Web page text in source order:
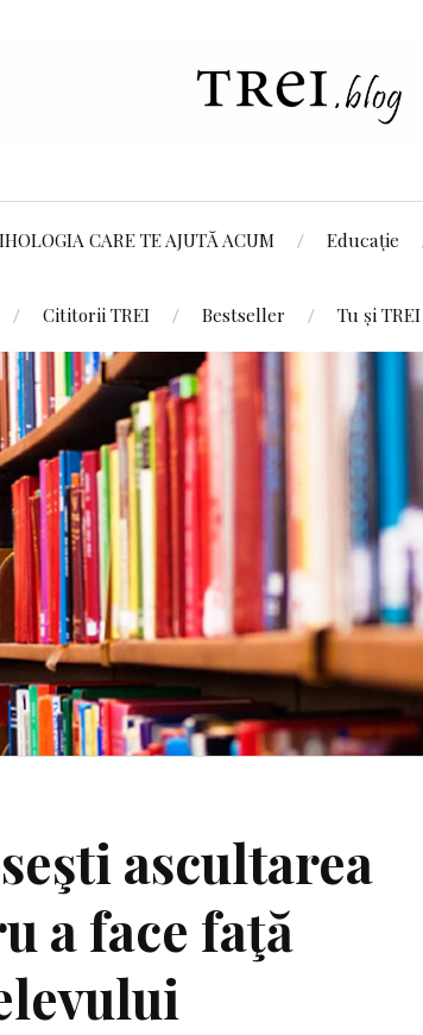
CARE TE AJUTĂ ACUM Educație
Cititorii TREI Bestseller Tu și TREI
ascultarea
a face faţă